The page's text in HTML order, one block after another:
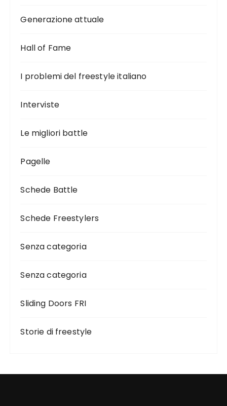
Generazione attuale
Hall of Fame
I problemi del freestyle italiano
Interviste
Le migliori battle
Pagelle
Schede Battle
Schede Freestylers
Senza categoria
Senza categoria
Sliding Doors FRI
Storie di freestyle